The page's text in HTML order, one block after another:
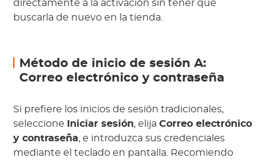
directamente a la activación sin tener que
buscarla de nuevo en la tienda.
Método de inicio de sesión A:
Correo electrónico y contraseña
Si prefiere los inicios de sesión tradicionales,
seleccione
Iniciar sesión, elijaCorreo electrónico
y contraseña, e introduzca sus credenciales
mediante el teclado en pantalla. Recomiendo